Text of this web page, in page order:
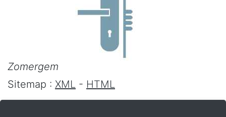
Zomergem
Sitemap : XML - HTML